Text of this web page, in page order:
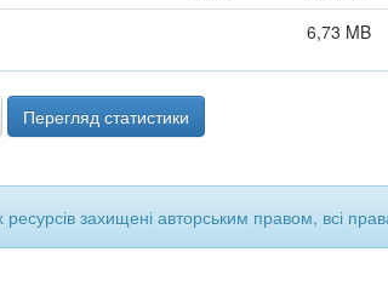
6,73 MB
Перегляд статистики
ресурсів захищені авторським правом, всі